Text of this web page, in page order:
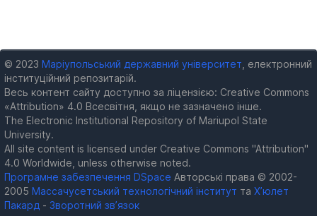
© 2023 Маріупольський державний університет , електронний
інституційний репозитарій.
Весь контент сайту доступно за ліцензією: Creative Commons
«Attribution» 4.0 Всесвітня, якщо не зазначено інше.
The Electronic Institutional Repository of Mariupol State
University.
All site content is licensed under Creative Commons "Attribution"
4.0 Worldwide, unless otherwise noted.
Програмне забезпечення DSpace Авторські права © 2002-
2005 Массачусетський технологічний інститут та Х’юлет
Пакард - Зворотний зв’язок